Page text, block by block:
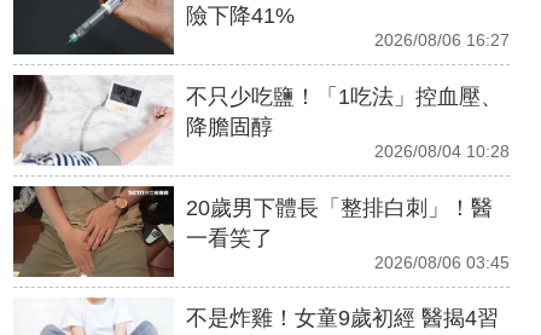
險下降41%
2026/08/06 16:27
不只少吃鹽！「1吃法」控血壓、
降膽固醇
2026/08/04 10:28
20歲男下體長「整排白刺」！醫
一看笑了
2026/08/06 03:45
不是炸雞！女童9歲初經 醫揭4習